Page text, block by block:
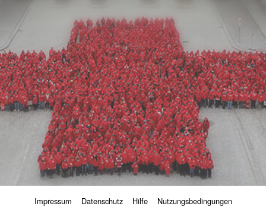
Impressum Datenschutz Hilfe Nutzungsbedingungen